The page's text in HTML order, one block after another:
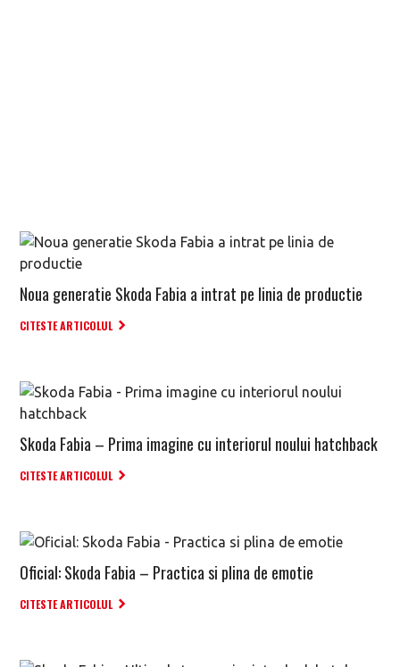
Noua generatie Skoda Fabia a intrat pe linia de productie
CITESTE ARTICOLUL
Skoda Fabia – Prima imagine cu interiorul noului hatchback
CITESTE ARTICOLUL
Oficial: Skoda Fabia – Practica si plina de emotie
CITESTE ARTICOLUL